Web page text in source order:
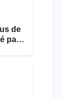
de
par